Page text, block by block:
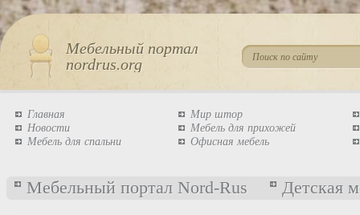
Мебельный портал
nordrus.org
Главная
Новости
Мебель для спальни
Мир штор
Мебель для прихожей
Офисная мебель
Мебельный портал Nord-Rus Детская